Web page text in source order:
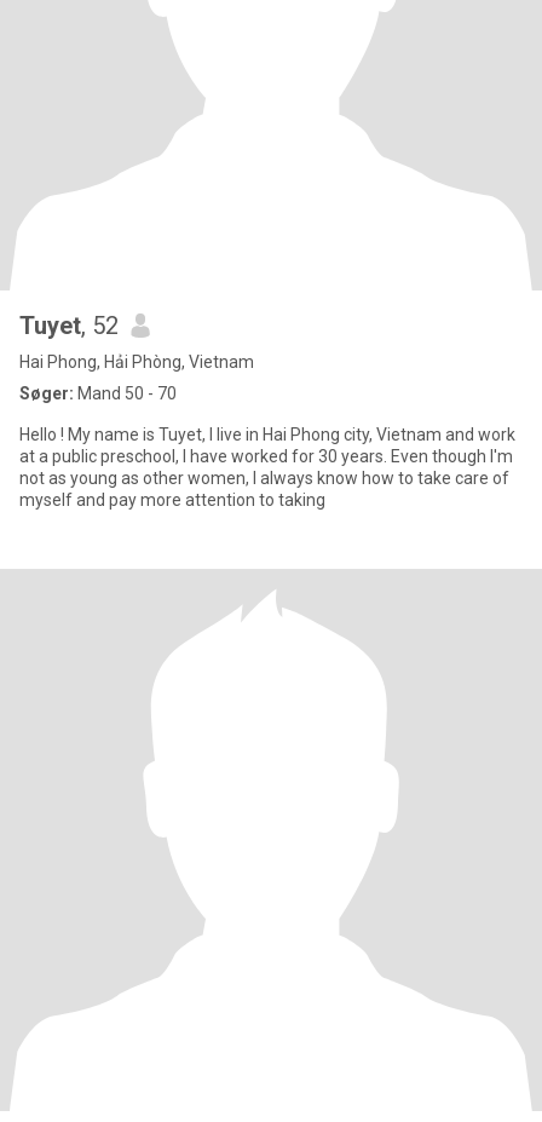
Tuyet, 52
Hai Phong, Hải Phòng, Vietnam
Søger: Mand 50 - 70
Hello ! My name is Tuyet, I live in Hai Phong city, Vietnam and work
at a public preschool, I have worked for 30 years. Even though I'm
not as young as other women, I always know how to take care of
myself and pay more attention to taking